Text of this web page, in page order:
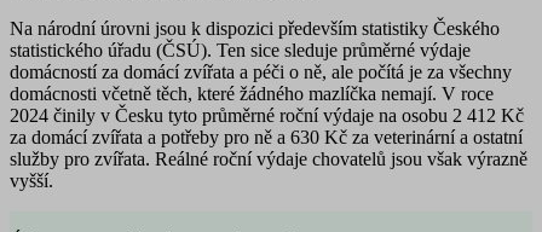
Na národní úrovni jsou k dispozici především statistiky Českého
statistického úřadu (ČSÚ). Ten sice sleduje průměrné výdaje
domácností za domácí zvířata a péči o ně, ale počítá je za všechny
domácnosti včetně těch, které žádného mazlíčka nemají. V roce
2024 činily v Česku tyto průměrné roční výdaje na osobu 2 412 Kč
za domácí zvířata a potřeby pro ně a 630 Kč za veterinární a ostatní
služby pro zvířata. Reálné roční výdaje chovatelů jsou však výrazně
vyšší.